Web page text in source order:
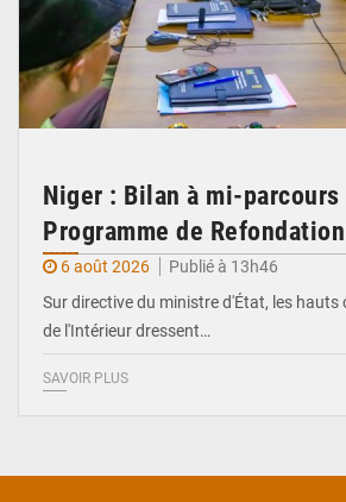
Niger : Bilan à mi-parcours
Programme de Refondation
6 août 2026
Publié à 13h46
Sur directive du ministre d'État, les hauts
de l'Intérieur dressent…
SAVOIR PLUS